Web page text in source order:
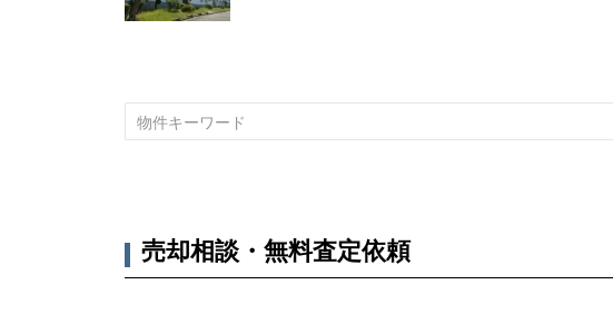
売却相談・無料査定依頼